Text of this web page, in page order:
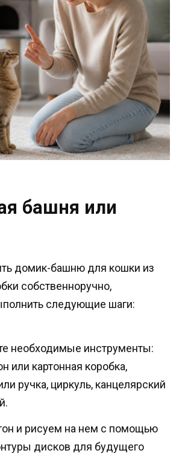
башня или
домик-башню для кошки из
собственноручно,
следующие шаги:
необходимые инструменты:
или картонная коробка,
ручка, циркуль, канцелярский
и рисуем на нем с помощью
дисков для будущего